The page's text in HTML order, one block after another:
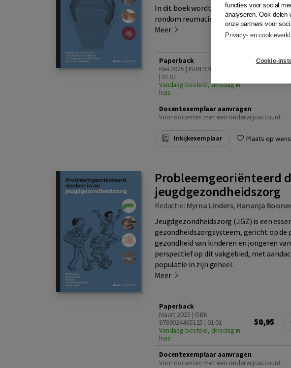
In dit boek wordt de lezer stap voor stap
rondom reumatische aandoeningen.
Meer
Paperback
Mei 2025 | ISBN 9789024458530
| 01.01
Vandaag besteld, dinsdag in
huis
Docentexemplaar aanvragen
Voor docenten met een onderwijsaccount
Inkijkexemplaar Plaats op
Probleemgeoriënteerd
jeugdgezondheidszorg
Redactie: Myrna Linders, Hananja
Jeugdgezondheidszorg (JGZ) is een
gezondheidszorgsysteem, gericht op de
gezondheid van kinderen en jongeren
perspectief op dit vakgebied, met
populatie in zijn geheel.
Meer
Paperback
Maart 2025 | ISBN
9789024465125 | 01.01
Vandaag besteld, dinsdag in
huis
50,95
Docentexemplaar aanvragen
Voor docenten met een onderwijsaccount
functies voor social
analyseren. Ook delen
onze partners voor
Privacy- en
Cookie-